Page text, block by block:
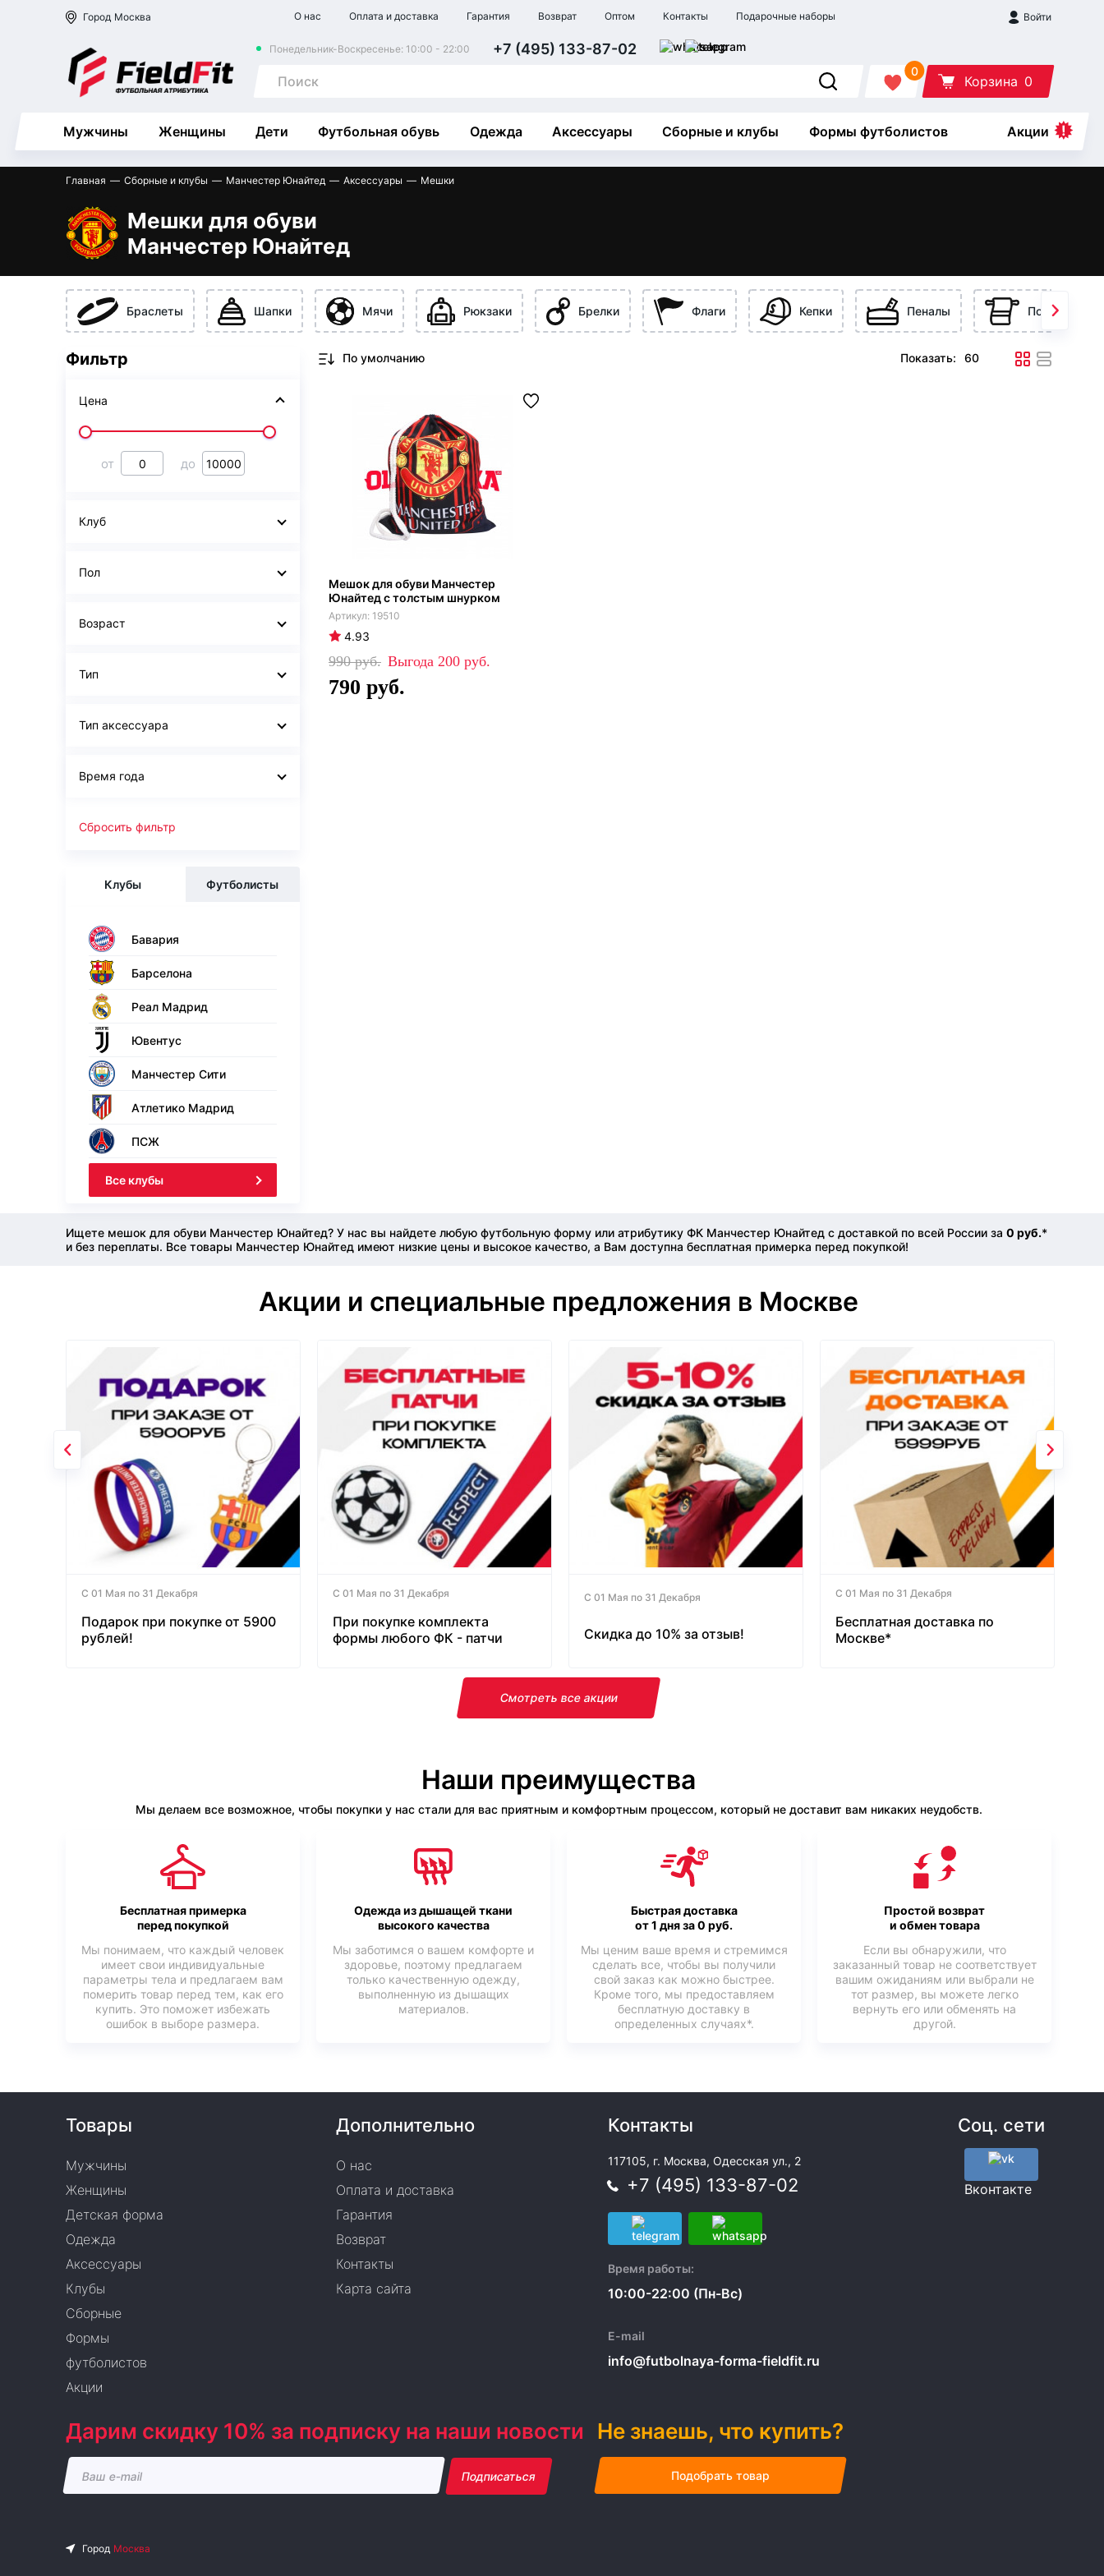
Город Москва О нас Оплата и доставка Гарантия Возврат Оптом Контакты Подарочные наборы Войти
Понедельник-Воскресенье: 10:00 - 22:00 +7 (495) 133-87-02
0
Корзина 0
Мужчины Женщины Дети Футбольная обувь Одежда Аксессуары Сборные и клубы Формы футболистов Акции
Главная Сборные и клубы Манчестер Юнайтед Аксессуары Мешки
Мешки для обуви
Манчестер Юнайтед
Браслеты Шапки Мячи Рюкзаки Брелки Флаги Кепки Пеналы Полотенца
Фильтр
Цена
от до
Клуб
Пол
Возраст
Тип
Тип аксессуара
Время года
Сбросить фильтр
Клубы Футболисты
Бавария
Барселона
Реал Мадрид
Ювентус
Манчестер Сити
Атлетико Мадрид
ПСЖ
Все клубы
Показать:
Мешок для обуви Манчестер
Юнайтед с толстым шнурком
19510
4.93
990 200
790
Ищете мешок для обуви Манчестер Юнайтед? У нас вы найдете любую футбольную форму или атрибутику ФК Манчестер Юнайтед с доставкой по всей России за 0 руб.*
и без переплаты. Все товары Манчестер Юнайтед имеют низкие цены и высокое качество, а Вам доступна бесплатная примерка перед покупкой!
Акции и специальные предложения в Москве
С 01 Мая по 31 Декабря
Подарок при покупке от 5900
рублей!
С 01 Мая по 31 Декабря
При покупке комплекта
формы любого ФК - патчи
С 01 Мая по 31 Декабря
Скидка до 10% за отзыв!
С 01 Мая по 31 Декабря
Бесплатная доставка по
Москве*
Смотреть все акции
Наши преимущества
Мы делаем все возможное, чтобы покупки у нас стали для вас приятным и комфортным процессом, который не доставит вам никаких неудобств.
Бесплатная примерка
перед покупкой
Мы понимаем, что каждый человек
имеет свои индивидуальные
параметры тела и предлагаем вам
померить товар перед тем, как его
купить. Это поможет избежать
ошибок в выборе размера.
Одежда из дышащей ткани
высокого качества
Мы заботимся о вашем комфорте и
здоровье, поэтому предлагаем
только качественную одежду,
выполненную из дышащих
материалов.
Быстрая доставка
от 1 дня за 0 руб.
Мы ценим ваше время и стремимся
сделать все, чтобы вы получили
свой заказ как можно быстрее.
Кроме того, мы предоставляем
бесплатную доставку в
определенных случаях*.
Простой возврат
и обмен товара
Если вы обнаружили, что
заказанный товар не соответствует
вашим ожиданиям или выбрали не
тот размер, вы можете легко
вернуть его или обменять на
другой.
Товары
Мужчины
Женщины
Детская форма
Одежда
Аксессуары
Клубы
Сборные
Формы
футболистов
Акции
Дополнительно
О нас
Оплата и доставка
Гарантия
Возврат
Контакты
Карта сайта
Контакты
117105, г. Москва, Одесская ул., 2
+7 (495) 133-87-02
Время работы:
10:00-22:00 (Пн-Вс)
E-mail
info@futbolnaya-forma-fieldfit.ru
Соц. сети
Вконтакте
Дарим скидку 10% за подписку на наши новости
Подписаться
Не знаешь, что купить?
Подобрать товар